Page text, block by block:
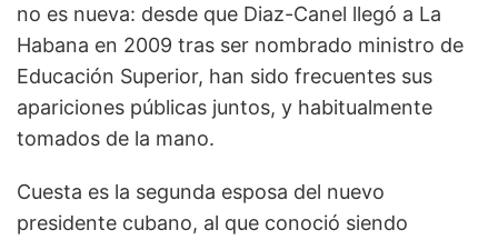
no es nueva: desde que Diaz-Canel llegó a La
Habana en 2009 tras ser nombrado ministro de
Educación Superior, han sido frecuentes sus
apariciones públicas juntos, y habitualmente
tomados de la mano.
Cuesta es la segunda esposa del nuevo
presidente cubano, al que conoció siendo